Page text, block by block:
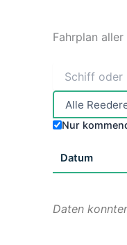
Fahrplan
Nur
Datum
Daten